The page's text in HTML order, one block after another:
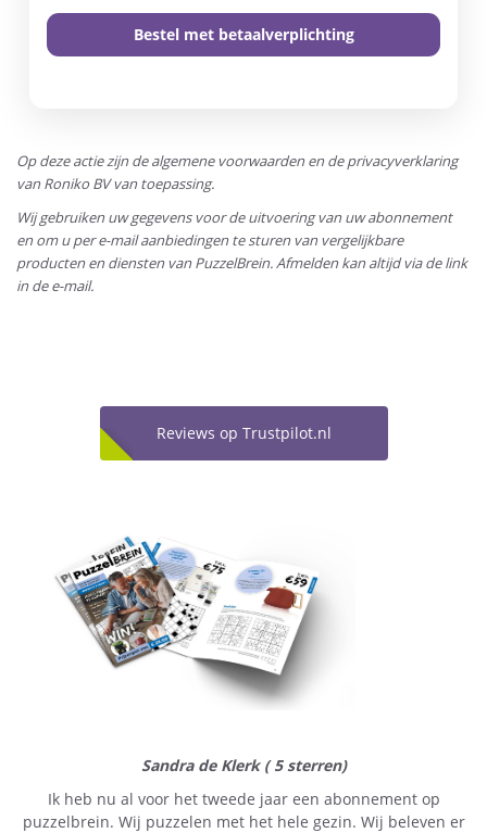
Op deze actie zijn de algemene voorwaarden en de privacyverklaring
van Roniko BV van toepassing.
Wij gebruiken uw gegevens voor de uitvoering van uw abonnement
en om u per e-mail aanbiedingen te sturen van vergelijkbare
producten en diensten van PuzzelBrein. Afmelden kan altijd via de link
in de e-mail.
Reviews op Trustpilot.nl
Sandra de Klerk ( 5 sterren)
Ik heb nu al voor het tweede jaar een abonnement op
puzzelbrein. Wij puzzelen met het hele gezin. Wij beleven er